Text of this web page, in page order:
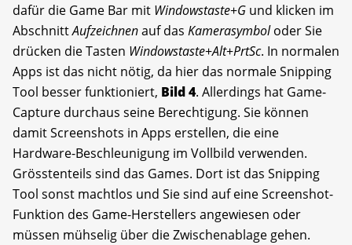
dafür die Game Bar mit Windowstaste+G und klicken im
AbschnittAufzeichnenauf das Kamerasymboloder Sie
drücken die Tasten Windowstaste+Alt+PrtSc. In normalen
Apps ist das nicht nötig, da hier das normale Snipping
Tool besser funktioniert, Bild 4. Allerdings hat Game-
Capture durchaus seine Berechtigung. Sie können
damit Screenshots in Apps erstellen, die eine
Hardware-Beschleunigung im Vollbild verwenden.
Grösstenteils sind das Games. Dort ist das Snipping
Tool sonst machtlos und Sie sind auf eine Screenshot-
Funktion des Game-Herstellers angewiesen oder
müssen mühselig über die Zwischenablage gehen.